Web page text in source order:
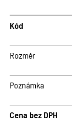
Kód
Rozměr
Poznámka
Cena bez DPH